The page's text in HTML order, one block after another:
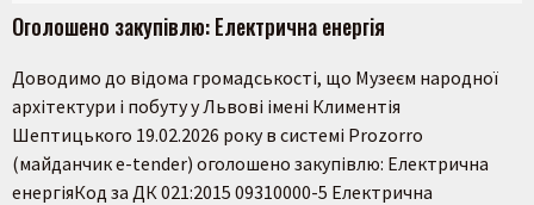
Оголошено закупівлю: Електрична енергія
Доводимо до відома громадськості, що Музеєм народної
архітектури і побуту у Львові імені Климентія
Шептицького 19.02.2026 року в системі Prozorro
(майданчик e-tender) оголошено закупівлю: Електрична
енергіяКод за ДК 021:2015 09310000-5 Електрична